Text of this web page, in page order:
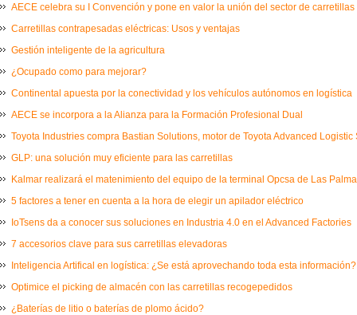
AECE celebra su I Convención y pone en valor la unión del sector de carretillas
Carretillas contrapesadas eléctricas: Usos y ventajas
Gestión inteligente de la agricultura
¿Ocupado como para mejorar?
Continental apuesta por la conectividad y los vehículos autónomos en logística
AECE se incorpora a la Alianza para la Formación Profesional Dual
Toyota Industries compra Bastian Solutions, motor de Toyota Advanced Logistic
GLP: una solución muy eficiente para las carretillas
Kalmar realizará el matenimiento del equipo de la terminal Opcsa de Las
5 factores a tener en cuenta a la hora de elegir un apilador eléctrico
IoTsens da a conocer sus soluciones en Industria 4.0 en el Advanced Factories
7 accesorios clave para sus carretillas elevadoras
Inteligencia Artifical en logística: ¿Se está aprovechando toda esta información?
Optimice el picking de almacén con las carretillas recogepedidos
¿Baterías de litio o baterías de plomo ácido?